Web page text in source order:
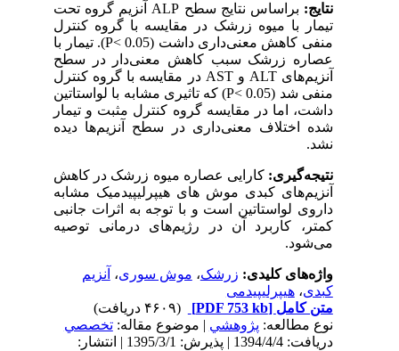
براساس نتایج سطحALPآنزیم گروه تحت
تیمار با میوه زرشک در مقایسه با گروه کنترل
منفی کاهش معنیداری داشت (0.05 P<). تیمار با
عصاره زرشک سبب کاهش معنیدار در سطح
هایALTو ASTدر مقایسه با گروه کنترل
منفی شد (0.05
P< ) که تاثیری مشابه با لواستاتین
داشت، اما در مقایسه گروه کنترل مثبت و تیمار
شده اختلاف معنی‌داری در سطح آنزیمها دیده
گیری:کارایی عصاره میوه زرشک در کاهش
های کبدی موش های هیپرلیپیدمیک مشابه
داروی لواستاتین است و با توجه به اثرات جانبی
کمتر، کاربرد آن در رژیمهای درمانی توصیه
شود.
واژه‌های کلیدی:زرشک، موش سوری، آنزیم
هیپرلیپیدمی
متن کامل[PDF 753 kb]
(۴۶۰۹ دریافت)
نوع مطالعه:پژوهشي| موضوع مقاله:تخصصي
دریافت: 1394/4/4 | پذیرش: 1395/3/1 | انتشار: